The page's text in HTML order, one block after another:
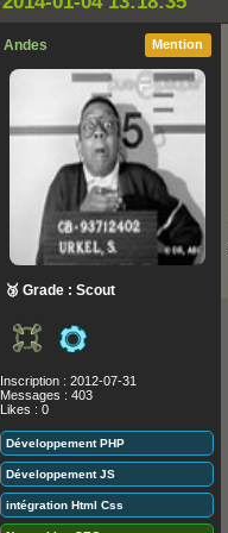
Mention
Andes
🥉 Grade : Scout
Inscription : 2012-07-31
Messages : 403
Likes : 0
Développement PHP
Développement JS
intégration Html Css